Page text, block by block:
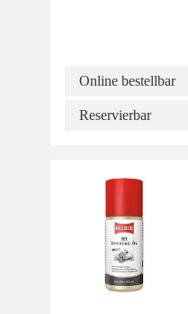
Online bestellbar
Reservierbar